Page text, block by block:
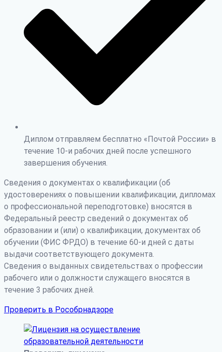
Диплом отправляем бесплатно «Почтой России» в
течение 10-и рабочих дней после успешного
завершения обучения.
Сведения о документах о квалификации (об
удостоверениях о повышении квалификации, дипломах
о профессиональной переподготовке) вносятся в
Федеральный реестр сведений о документах об
образовании и (или) о квалификации, документах об
обучении (ФИС ФРДО) в течение 60-и дней с даты
выдачи соответствующего документа.
Сведения о выданных свидетельствах о профессии
рабочего или о должности служащего вносятся в
течение 3 рабочих дней.
Проверить в Рособрнадзоре